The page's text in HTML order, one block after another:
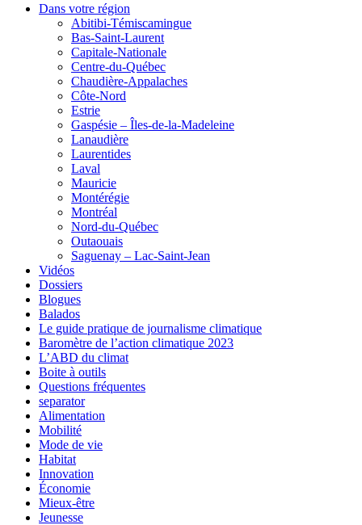
Dans votre région
Abitibi-Témiscamingue
Bas-Saint-Laurent
Capitale-Nationale
Centre-du-Québec
Chaudière-Appalaches
Côte-Nord
Estrie
Gaspésie – Îles-de-la-Madeleine
Lanaudière
Laurentides
Laval
Mauricie
Montérégie
Montréal
Nord-du-Québec
Outaouais
Saguenay – Lac-Saint-Jean
Vidéos
Dossiers
Blogues
Balados
Le guide pratique de journalisme climatique
Baromètre de l’action climatique 2023
L’ABD du climat
Boite à outils
Questions fréquentes
separator
Alimentation
Mobilité
Mode de vie
Habitat
Innovation
Économie
Mieux-être
Jeunesse